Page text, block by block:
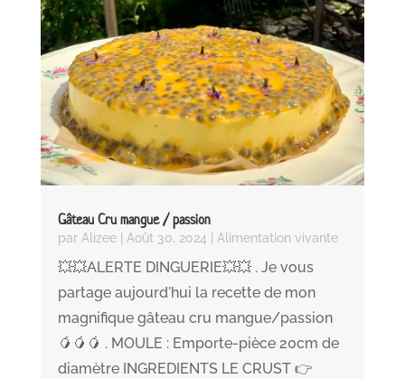
Gâteau Cru mangue / passion
par Alizee| Août 30, 2024 Alimentation vivante
💥💥ALERTE DINGUERIE💥💥 . Je vous
partage aujourd'hui la recette de mon
magnifique gâteau cru mangue/passion
🥭🥭🥭 . MOULE : Emporte-pièce 20cm de
diamètre INGREDIENTS LE CRUST 👉